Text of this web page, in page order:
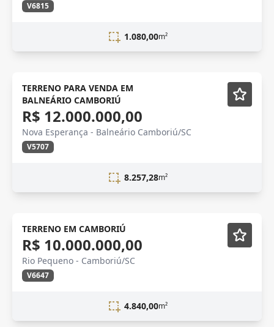
V6815
1.080,00m²
NOVIDADE
TERRENO PARA VENDA EM
BALNEÁRIO CAMBORIÚ
R$ 12.000.000,00
Nova Esperança - Balneário Camboriú/SC
V5707
8.257,28m²
TERRENO EM CAMBORIÚ
R$ 10.000.000,00
Rio Pequeno - Camboriú/SC
V6647
4.840,00m²